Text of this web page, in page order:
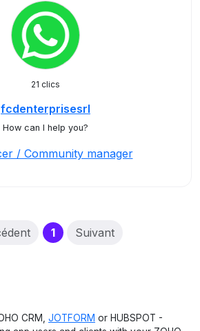
21 clics
fcdenterprisesrl
How can I help you?
/ Community manager
1(current)
Suivant
CRM, JOTFORM or HUBSPOT -